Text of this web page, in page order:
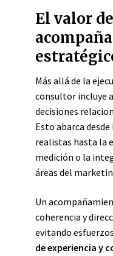
El valor
Más allá de la
consultor incluye
decisiones
Esto abarca
realistas hasta la
medición o la
áreas del
Un
coherencia y
evitando
de experiencia y